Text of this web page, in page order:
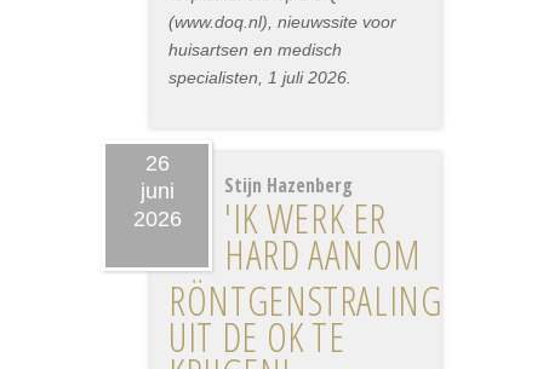
(www.doq.nl), nieuwssite voor
huisartsen en medisch
specialisten, 1 juli 2026.
26
juni
2026
Stijn Hazenberg
'IK WERK ER
HARD AAN OM
RÖNTGENSTRALING
UIT DE OK TE